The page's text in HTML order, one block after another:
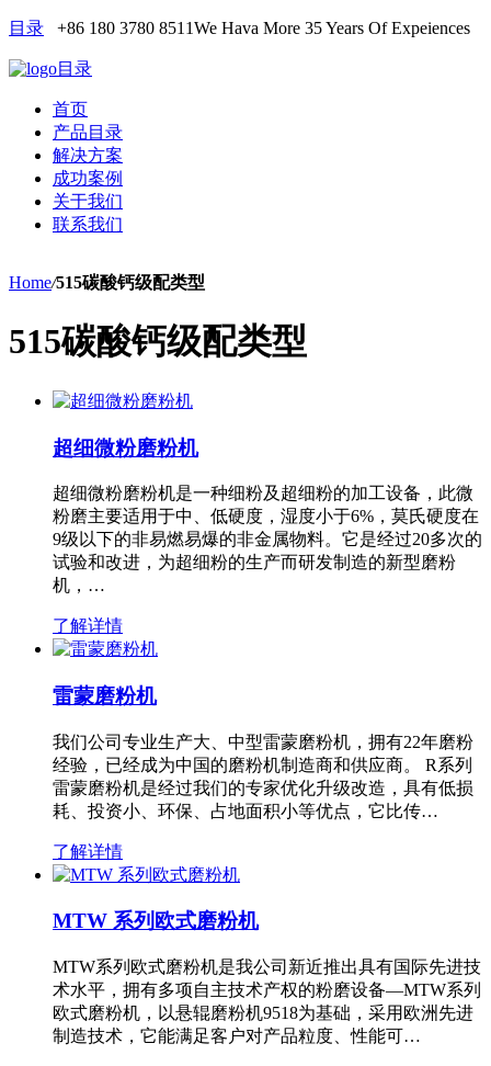
目录 +86 180 3780 8511We Hava More 35 Years Of Expeiences
目录
首页
产品目录
解决方案
成功案例
关于我们
联系我们
Home/515碳酸钙级配类型
515碳酸钙级配类型
超细微粉磨粉机
超细微粉磨粉机是一种细粉及超细粉的加工设备，此微
粉磨主要适用于中、低硬度，湿度小于6%，莫氏硬度在
9级以下的非易燃易爆的非金属物料。它是经过20多次的
试验和改进，为超细粉的生产而研发制造的新型磨粉
机，…
了解详情
雷蒙磨粉机
我们公司专业生产大、中型雷蒙磨粉机，拥有22年磨粉
经验，已经成为中国的磨粉机制造商和供应商。 R系列
雷蒙磨粉机是经过我们的专家优化升级改造，具有低损
耗、投资小、环保、占地面积小等优点，它比传…
了解详情
MTW 系列欧式磨粉机
MTW系列欧式磨粉机是我公司新近推出具有国际先进技
术水平，拥有多项自主技术产权的粉磨设备—MTW系列
欧式磨粉机，以悬辊磨粉机9518为基础，采用欧洲先进
制造技术，它能满足客户对产品粒度、性能可…